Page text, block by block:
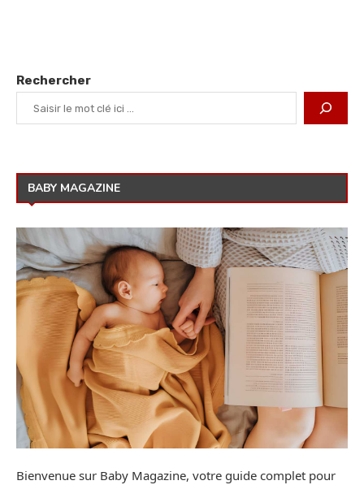
Rechercher
BABY MAGAZINE
Bienvenue sur Baby Magazine, votre guide complet pour